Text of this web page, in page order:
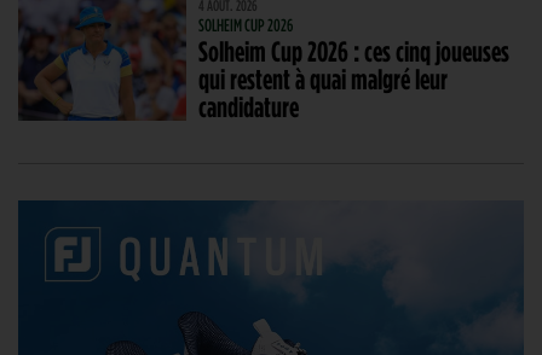
4 AOÛT. 2026
SOLHEIM CUP 2026
Solheim Cup 2026 : ces cinq joueuses
qui restent à quai malgré leur
candidature